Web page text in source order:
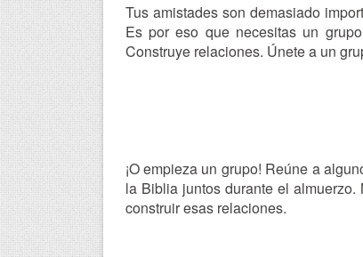
Tus amistades son demasiado
Es por eso que necesitas un
Construye relaciones. Únete a un
¡O empieza un grupo! Reúne a
la Biblia juntos durante el
construir esas relaciones.